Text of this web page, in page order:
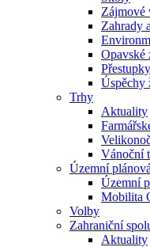
Zájmové
Zahrady
Opavské
Úspěchy
Trhy
Aktuality
Vánoční
Územní
Územní
Mobilita
Volby
Zahraniční
Aktuality